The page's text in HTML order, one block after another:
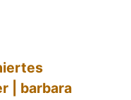
| barbara